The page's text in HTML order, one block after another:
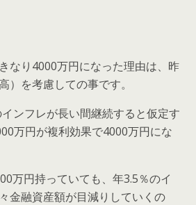
なり4000万円になった理由は、昨
）を考慮しての事です。
ンフレが長い間継続すると仮定す
万円が複利効果で4000万円にな
万円持っていても、年3.5％のイ
金融資産額が目減りしていくの